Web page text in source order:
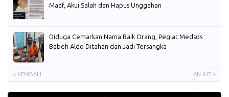
Maaf, Akui Salah dan Hapus Unggahan
Diduga Cemarkan Nama Baik Orang, Pegiat Medsos
Babeh Aldo Ditahan dan Jadi Tersangka
« KEMBALI LANJUT »